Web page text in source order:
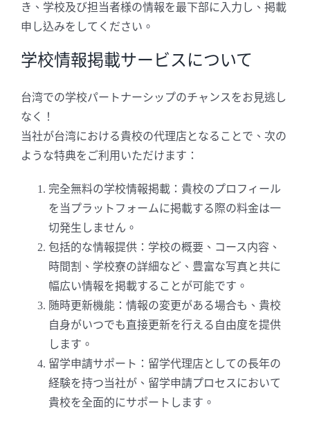
き、学校及び担当者様の情報を最下部に入力し、掲載
申し込みをしてください。
学校情報掲載サービスについて
台湾での学校パートナーシップのチャンスをお見逃し
なく！
当社が台湾における貴校の代理店となることで、次の
ような特典をご利用いただけます：
完全無料の学校情報掲載：貴校のプロフィール
を当プラットフォームに掲載する際の料金は一
切発生しません。
包括的な情報提供：学校の概要、コース内容、
時間割、学校寮の詳細など、豊富な写真と共に
幅広い情報を掲載することが可能です。
随時更新機能：情報の変更がある場合も、貴校
自身がいつでも直接更新を行える自由度を提供
します。
留学申請サポート：留学代理店としての長年の
経験を持つ当社が、留学申請プロセスにおいて
貴校を全面的にサポートします。